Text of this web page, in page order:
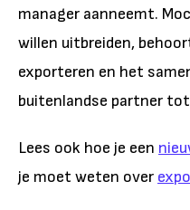
manager aanneemt.
willen uitbreiden,
exporteren en het
buitenlandse partner
Lees ook hoe je een
je moet weten over